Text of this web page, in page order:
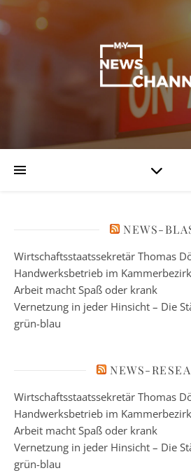
NEWS-
Wirtschaftsstaatssekretär Thomas
Handwerksbetrieb im
Arbeit macht Spaß oder krank
Vernetzung in jeder Hinsicht – Die
grün-blau
NEWS-
Wirtschaftsstaatssekretär Thomas
Handwerksbetrieb im
Arbeit macht Spaß oder krank
Vernetzung in jeder Hinsicht – Die
grün-blau